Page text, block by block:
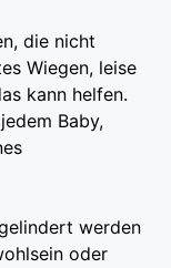
die nicht
Wiegen, leise
kann helfen.
Baby,
werden
oder